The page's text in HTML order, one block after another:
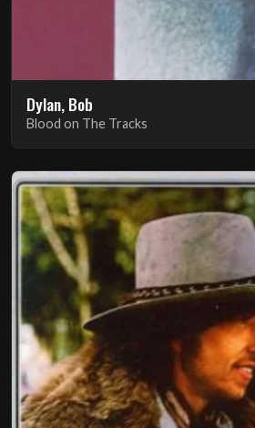
Dylan, Bob
Blood on The Tracks